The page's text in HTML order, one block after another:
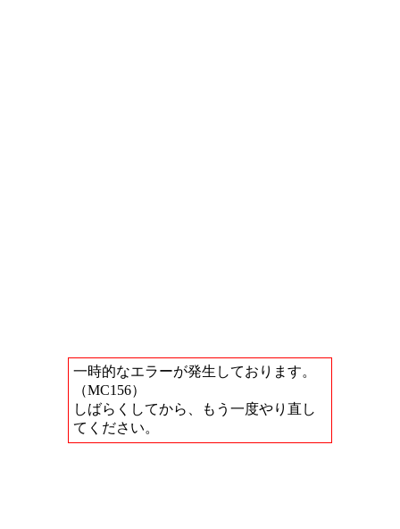
一時的なエラーが発生しております。
（MC156）
しばらくしてから、もう一度やり直し
てください。